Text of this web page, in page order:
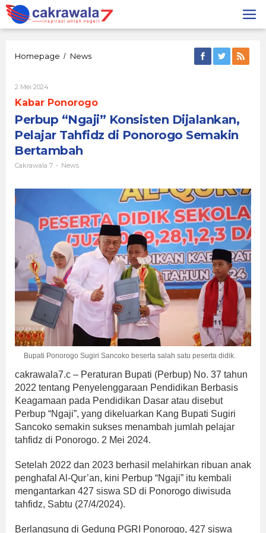
Lewati
ke
konten
Homepage / NewsPerbup
Tahfidz
di
Ponorogo
Semakin
2 Mei 2024Oleh
7
Kabar Ponorogo
Perbup “Ngaji” Konsisten Dijalankan,
Pelajar Tahfidz di Ponorogo Semakin
Bertambah
Cakrawala 7 - News
Bupati Ponorogo Sugiri Sancoko beserta salah satu peserta didik.
cakrawala7.c – Peraturan Bupati (Perbup) No. 37 tahun
2022 tentang Penyelenggaraan Pendidikan Berbasis
Keagamaan pada Pendidikan Dasar atau disebut
Perbup “Ngaji”, yang dikeluarkan Kang Bupati Sugiri
Sancoko semakin sukses menambah jumlah pelajar
tahfidz di Ponorogo. 2 Mei 2024.
Setelah 2022 dan 2023 berhasil melahirkan ribuan anak
penghafal Al-Qur’an, kini Perbup “Ngaji” itu kembali
mengantarkan 427 siswa SD di Ponorogo diwisuda
tahfidz, Sabtu (27/4/2024).
Berlangsung di Gedung PGRI Ponorogo, 427 siswa